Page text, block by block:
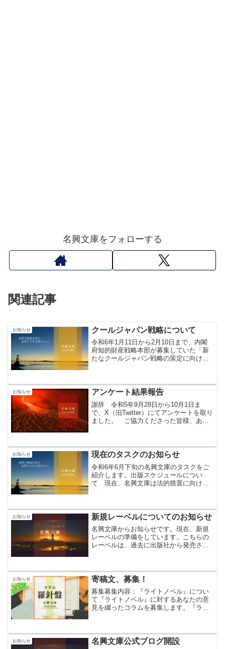
名興文庫をフォローする
関連記事
お知らせ クールジャパン戦略について
令和6年1月11日から2月10日まで、内閣
府知的財産戦略本部が募集していた「新
たなクールジャパン戦略の策定に向けた
統の強みを産業化し、国際展開するため
の一助になれれば幸...
お知らせ アンケート結果報告
謝辞 令和5年9月28日から10月1日ま
で、X（旧Twitter）にてアンケートを取り
ました。 ご協力くださった皆様、あり
様に感謝致...
お知らせ 現在のタスクのお知らせ
令和6年6月下旬の名興文庫のタスクをご
紹介します。出版スケジュールについ
て 現在、名興文庫は法的措置に向けて
ュールに大幅な遅れが生じ...
お知らせ 新規レーベルについてのお知らせ
名興文庫からお知らせです。現在、新規
レーベルの準備をしています。こちらの
レーベルは、過去に出版社から発売され
知らせします。今後とも名興文庫を何卒
宜しくお願い致します。
お知らせ 寄稿文、募集！
募集募集内容：『ライトノベル』につい
て『ライトノベル』に対するあなたの意
見を綴ったコラムを募集します。『ライ
「『ライトノベル』の未来とは...
お知らせ 名興文庫公式ブログ開設